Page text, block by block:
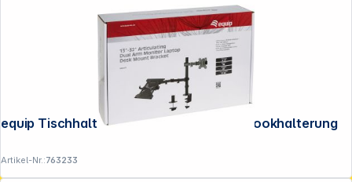
equip Tischhalterung 360° LCD- + Notebookhalterung
Artikel-Nr.:763233